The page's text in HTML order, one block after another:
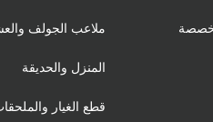
ملاعب الجولف
المنزل والحديقة
قطع الغيار